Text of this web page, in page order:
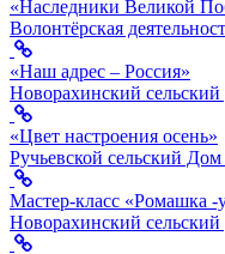
«Наследники Великой
Волонтёрская
«Наш адрес – Россия»
Новорахинский
«Цвет настроения осень»
Ручьевской сельский
Мастер-класс «Ромашка -
Новорахинский